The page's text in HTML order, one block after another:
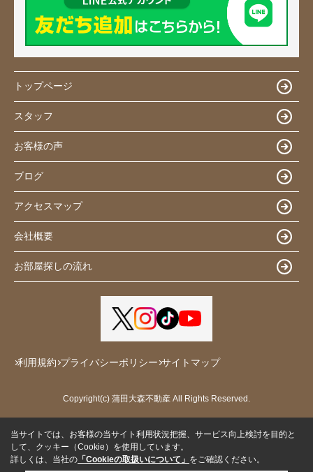
トップページ
スタッフ
お客様の声
ブログ
アクセスマップ
会社概要
お部屋探しの流れ
利用規約 プライバシーポリシー サイトマップ
Copyright(c) 蒲田大森不動産 All Rights Reserved.
当サイトでは、お客様の当サイト利用状況把握、サービス向上検討を目的と
して、クッキー（Cookie）を使用しています。
詳しくは、当社の 「Cookieの取扱いについて」 をご確認ください。